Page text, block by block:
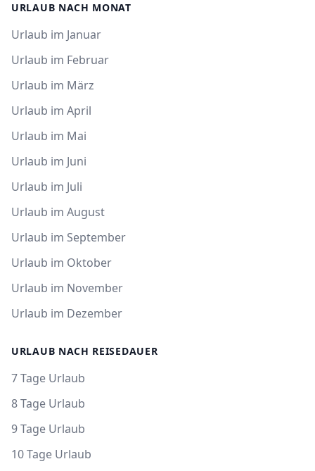
URLAUB NACH MONAT
Urlaub im Januar
Urlaub im Februar
Urlaub im März
Urlaub im April
Urlaub im Mai
Urlaub im Juni
Urlaub im Juli
Urlaub im August
Urlaub im September
Urlaub im Oktober
Urlaub im November
Urlaub im Dezember
URLAUB NACH REISEDAUER
7 Tage Urlaub
8 Tage Urlaub
9 Tage Urlaub
10 Tage Urlaub